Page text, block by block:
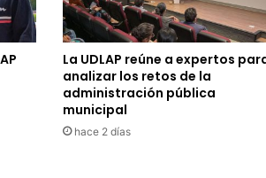
La UDLAP reúne a expertos
analizar los retos de la
administración pública
municipal
hace 2 días